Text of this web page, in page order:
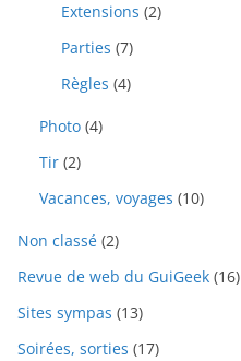
Extensions (2)
Parties (7)
Règles (4)
Photo (4)
Tir (2)
Vacances, voyages (10)
Non classé (2)
Revue de web du GuiGeek (16)
Sites sympas (13)
Soirées, sorties (17)